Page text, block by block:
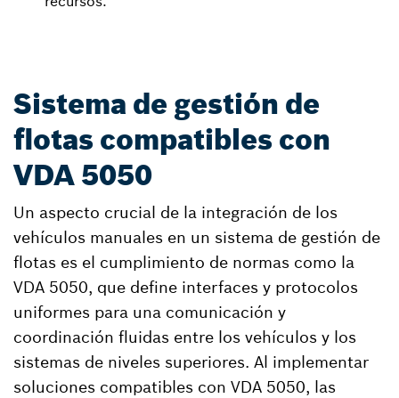
Sistema de gestión de
flotas compatibles con
VDA 5050
Un aspecto crucial de la integración de los
vehículos manuales en un sistema de gestión de
flotas es el cumplimiento de normas como la
VDA 5050, que define interfaces y protocolos
uniformes para una comunicación y
coordinación fluidas entre los vehículos y los
sistemas de niveles superiores. Al implementar
soluciones compatibles con VDA 5050, las